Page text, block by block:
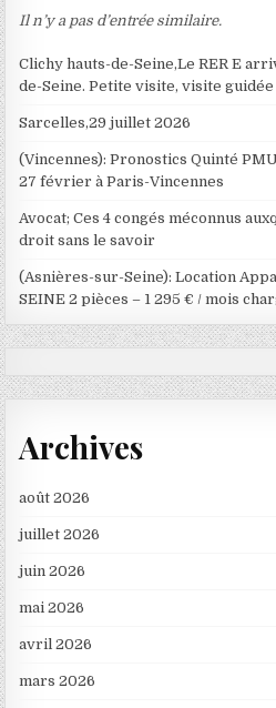
Il n’y a pas d’entrée similaire.
Clichy hauts-de-Seine,Le RER E
de-Seine. Petite visite, visite guidée
Sarcelles,29 juillet 2026
(Vincennes): Pronostics Quinté
27 février à Paris-Vincennes
Avocat; Ces 4 congés méconnus
droit sans le savoir
(Asnières-sur-Seine): Location
SEINE 2 pièces – 1 295 € / mois
Archives
août 2026
juillet 2026
juin 2026
mai 2026
avril 2026
mars 2026